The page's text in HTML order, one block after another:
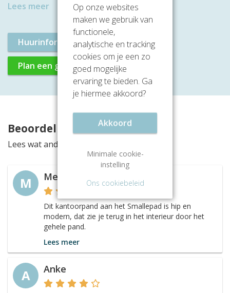
Lees meer
Huurinformatie aanvragen
Plan een gratis rondleiding
Beoordelingen
Lees wat anderen vinden van deze locatie
M Merel
Dit kantoorpand aan het Smallepad is hip en
modern, dat zie je terug in het interieur door het
gehele pand.
Lees meer
A Anke
Op onze websites
maken we gebruik van
functionele,
analytische en tracking
cookies om je een zo
goed mogelijke
ervaring te bieden. Ga
je hiermee akkoord?
Akkoord
Minimale cookie-
instelling
Ons cookiebeleid